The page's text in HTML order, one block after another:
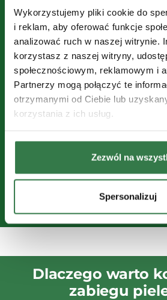
Wykorzystujemy pliki cookie do
i reklam, aby oferować funkcje
analizować ruch w naszej witrynie.
korzystasz z naszej witryny,
społecznościowym, reklamowym i
Partnerzy mogą połączyć te
otrzymanymi od Ciebie lub
korzystania z ich usług.
Zezwól na
Spersonalizuj
Poznaj pielniki
Zapoznaj się z ofertą pielników
narzędzia, które pozwalają
chwasty między rzędami oraz
roślin uprawnych. To
które stawiają na precyzję,
elastyczność w pielęgnacji
Dlaczego warto
zabiegu